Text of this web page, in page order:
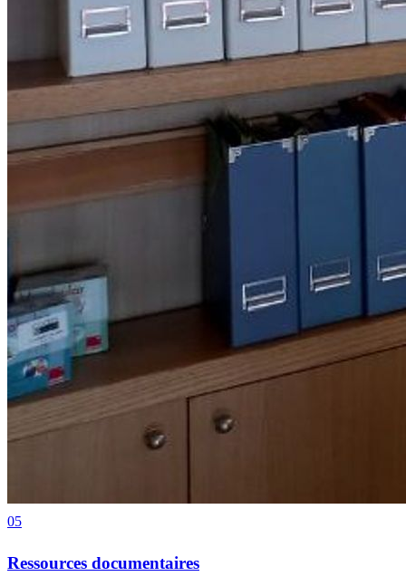
05
Ressources documentaires